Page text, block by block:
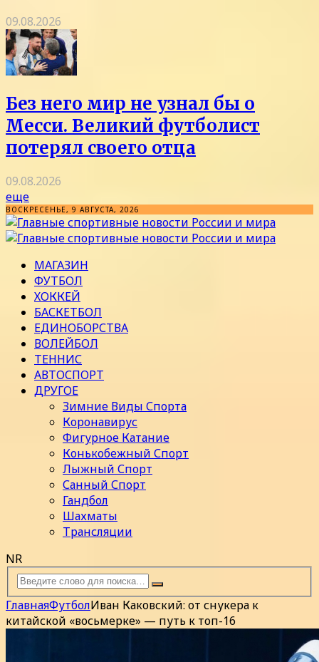
09.08.2026
Без него мир не узнал бы о
Месси. Великий футболист
потерял своего отца
09.08.2026
еще
ВОСКРЕСЕНЬЕ, 9 АВГУСТА, 2026
МАГАЗИН
ФУТБОЛ
ХОККЕЙ
БАСКЕТБОЛ
ЕДИНОБОРСТВА
ВОЛЕЙБОЛ
ТЕННИС
АВТОСПОРТ
ДРУГОЕ
Зимние Виды Спорта
Коронавирус
Фигурное Катание
Конькобежный Спорт
Лыжный Спорт
Санный Спорт
Гандбол
Шахматы
Трансляции
NR
ГлавнаяФутболИван Каковский: от снукера к
китайской «восьмерке» — путь к топ-16